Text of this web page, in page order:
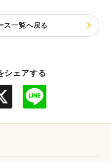
ス一覧へ戻る
シェアする